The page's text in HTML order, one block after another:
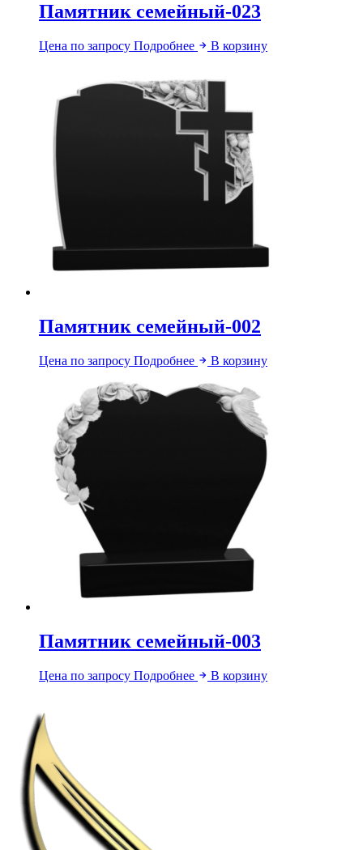
Памятник семейный-023
Цена по запросу Подробнее В корзину
Памятник семейный-002
Цена по запросу Подробнее В корзину
Памятник семейный-003
Цена по запросу Подробнее В корзину